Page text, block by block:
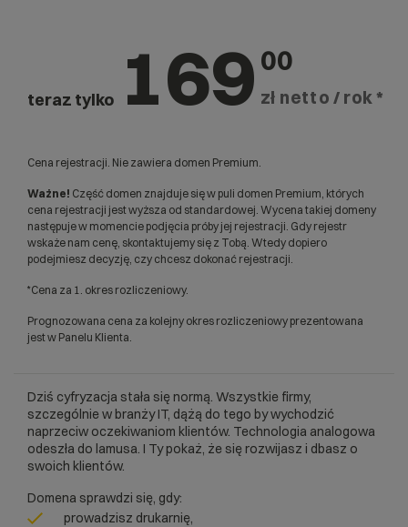
teraz tylko 169 00
zł netto / rok *
Cena rejestracji. Nie zawiera domen Premium.
Ważne! Część domen znajduje się w puli domen Premium, których
cena rejestracji jest wyższa od standardowej. Wycena takiej domeny
następuje w momencie podjęcia próby jej rejestracji. Gdy rejestr
wskaże nam cenę, skontaktujemy się z Tobą. Wtedy dopiero
podejmiesz decyzję, czy chcesz dokonać rejestracji.
*Cena za 1. okres rozliczeniowy.
Prognozowana cena za kolejny okres rozliczeniowy prezentowana
jest w Panelu Klienta.
Dziś cyfryzacja stała się normą. Wszystkie firmy,
szczególnie w branży IT, dążą do tego by wychodzić
naprzeciw oczekiwaniom klientów. Technologia analogowa
odeszła do lamusa. I Ty pokaż, że się rozwijasz i dbasz o
swoich klientów.
Domena sprawdzi się, gdy:
prowadzisz drukarnię,